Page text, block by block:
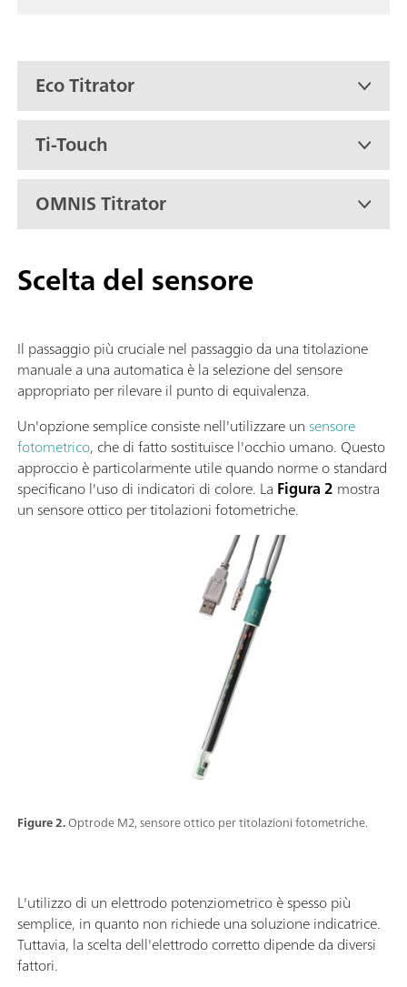
Eco Titrator
Ti-Touch
OMNIS Titrator
Scelta del sensore
Figure 2.Optrode M2, sensore ottico per titolazioni fotometriche.
Il passaggio più cruciale nel passaggio da una titolazione
manuale a una automatica è la selezione del sensore
appropriato per rilevare il punto di equivalenza.
Un'opzione semplice consiste nell'utilizzare unsensore
fotometrico, che di fatto sostituisce l'occhio umano. Questo
approccio è particolarmente utile quando norme o standard
specificano l'uso di indicatori di colore. La Figura 2 mostra
un sensore ottico per titolazioni fotometriche.
L'utilizzo di un elettrodo potenziometrico è spesso più
semplice, in quanto non richiede una soluzione indicatrice.
Tuttavia, la scelta dell'elettrodo corretto dipende da diversi
fattori.